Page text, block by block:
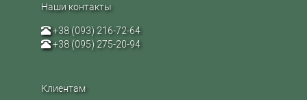
Наши контакты
+38 (093) 216-72-64
+38 (095) 275-20-94
Клиентам